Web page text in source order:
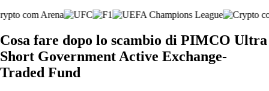
Cosa fare dopo lo scambio di PIMCO Ultra
Short Government Active Exchange-
Traded Fund